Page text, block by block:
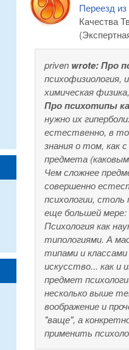
Переезд
Качества
priven wrote:Про
психофизиология,
химическая
Про психотипы
нужно их
естественно, в
знания о том, как
предмета
Чем сложнее
совершенно
психологии,
еще большей
Психология как
типологиями. А
типами и
искусство... как
предмет
несколько выше
воображение и
"ваще", а
применить